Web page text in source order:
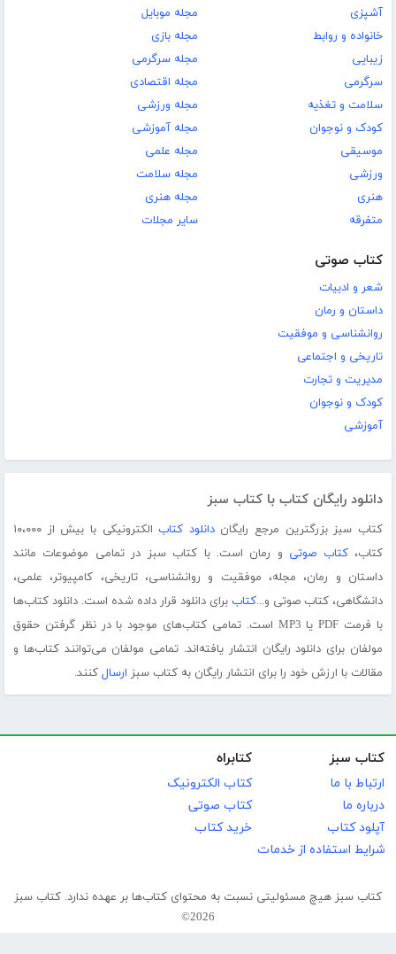
آشپزی
خانواده و روابط
زیبایی
سرگرمی
سلامت و تغذیه
کودک و نوجوان
موسیقی
ورزشی
هنری
متفرقه
مجله موبایل
مجله بازی
مجله سرگرمی
مجله اقتصادی
مجله ورزشی
مجله آموزشی
مجله علمی
مجله سلامت
مجله هنری
سایر مجلات
کتاب صوتی
شعر و ادبیات
داستان و رمان
روانشناسی و موفقیت
تاریخی و اجتماعی
مدیریت و تجارت
کودک و نوجوان
آموزشی
دانلود رایگان کتاب با کتاب سبز
کتاب سبز بزرگترین مرجع رایگاندانلود کتاب
الکترونیکی با بیش از ۱۰،۰۰۰
کتاب،کتاب صوتی و رمان است. با کتاب سبز در تمامی موضوعات مانند
داستان و رمان، مجله، موفقیت و روانشناسی، تاریخی، کامپیوتر، علمی،
دانشگاهی، کتاب صوتی و...کتاب برای دانلود قرار داده شده است. دانلود کتاب‌ها
با فرمت PDF یا MP3 است. تمامی کتاب‌های موجود با در نظر گرفتن حقوق
مولفان برای دانلود رایگان انتشار یافته‌اند. تمامی مولفان می‌توانند کتاب‌ها و
مقالات با ارزش خود را برای انتشار رایگان به کتاب سبز ارسال کنند.
کتاب سبز
ارتباط با ما
درباره ما
آپلود کتاب
شرایط استفاده از خدمات
کتابراه
کتاب الکترونیک
کتاب صوتی
خرید کتاب
کتاب سبز هیچ مسئولیتی نسبت به محتوای کتاب‌ها بر عهده ندارد. کتاب سبز
2026©